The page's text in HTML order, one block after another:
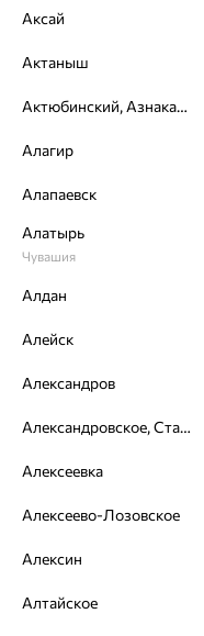
от 25 339
с
Нужна
Вес:2.13 — 2.25
Плетение:
Цвет металла:
Аксай
Актаныш
Актюбинский, Азнакаевский район
Алагир
Алапаевск
Алатырь
Чувашия
Алдан
Алейск
Александров
Александровское, Ставропольский край
Алексеевка
Алексеево-Лозовское
Алексин
Алтайское